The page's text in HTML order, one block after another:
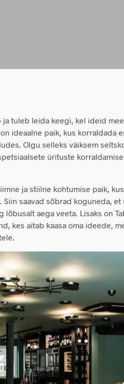
tuleb leida keegi, kel ideid
ideaalne paik, kus korraldada
Olgu selleks väiksem
ürituste
ja stiilne kohtumise paik,
saavad sõbrad koguneda, et
aega veeta. Lisaks on
kes aitab kaasa oma ideede,